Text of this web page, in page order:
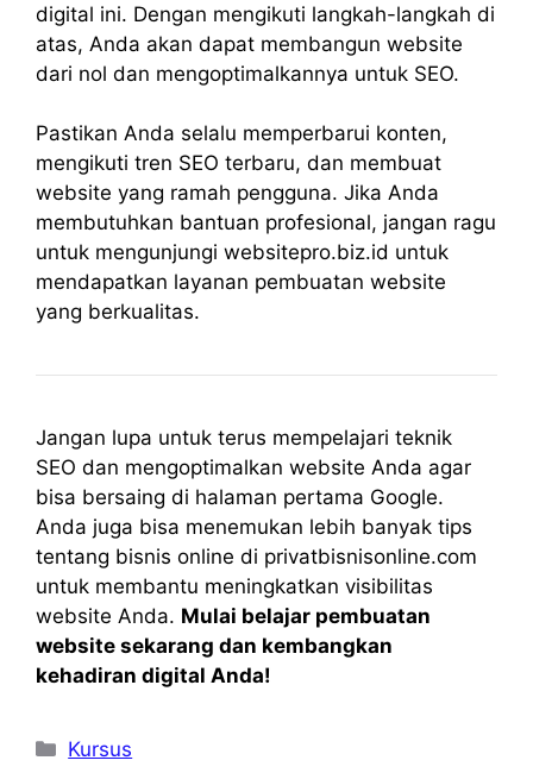
digital ini. Dengan mengikuti langkah-langkah di
atas, Anda akan dapat membangun website
dari nol dan mengoptimalkannya untuk SEO.
Pastikan Anda selalu memperbarui konten,
mengikuti tren SEO terbaru, dan membuat
website yang ramah pengguna. Jika Anda
membutuhkan bantuan profesional, jangan ragu
untuk mengunjungi websitepro.biz.id untuk
mendapatkan layanan pembuatan website
yang berkualitas.
Jangan lupa untuk terus mempelajari teknik
SEO dan mengoptimalkan website Anda agar
bisa bersaing di halaman pertama Google.
Anda juga bisa menemukan lebih banyak tips
tentang bisnis online di privatbisnisonline.com
untuk membantu meningkatkan visibilitas
website Anda. Mulai belajar pembuatan
website sekarang dan kembangkan
kehadiran digital Anda!
Kategori
Kursus